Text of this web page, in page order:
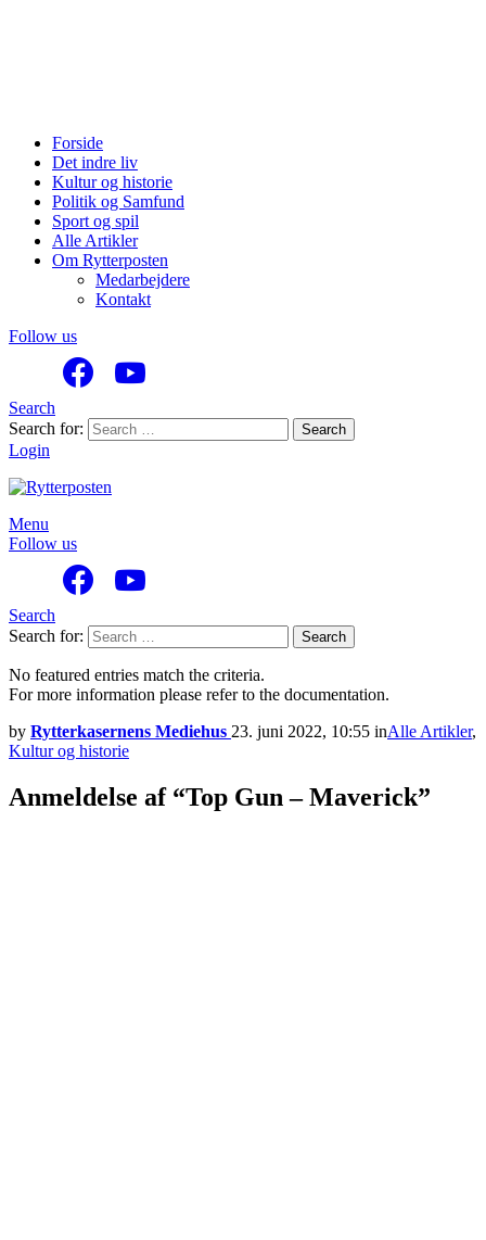
Forside
Det indre liv
Kultur og historie
Politik og Samfund
Sport og spil
Alle Artikler
Om Rytterposten
Medarbejdere
Kontakt
Follow us
Search
Search for:
Search
Login
Menu
Follow us
Search
Search for:
Search
No featured entries match the criteria.
For more information please refer to the documentation.
by Rytterkasernens Mediehus 23. juni 2022, 10:55 inAlle Artikler,
Kultur og historie
Anmeldelse af “Top Gun – Maverick”